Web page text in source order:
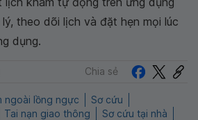
theo dõi lịch và đặt hẹn mọi lúc
dụng.
Chia sẻ
ngoài lồng ngực
Sơ cứu
Tai nạn giao thông
Sơ cứu tại nhà